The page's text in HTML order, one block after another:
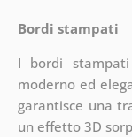
Bordi stampati
I bordi
moderno ed
garantisce una
un effetto 3D